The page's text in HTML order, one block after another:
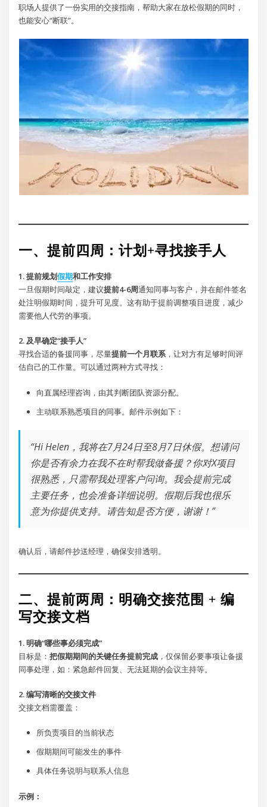
职场人提供了一份实用的交接指南，帮助大家在放松假期的同时，
也能安心“断联”。
一、提前四周：计划+寻找接手人
1. 提前规划假期和工作安排
一旦假期时间敲定，建议提前4-6周通知同事与客户，并在邮件签名
处注明假期时间，提升可见度。这有助于提前调整项目进度，减少
需要他人代劳的事项。
2. 及早确定“接手人”
寻找合适的备援同事，尽量提前一个月联系，让对方有足够时间评
估自己的工作量。可以通过两种方式寻找：
向直属经理咨询，由其判断团队资源分配。
主动联系熟悉项目的同事。邮件示例如下：
“Hi Helen，我将在7月24日至8月7日休假。想请问
你是否有余力在我不在时帮我做备援？你对X项目
很熟悉，只需帮我处理客户问询。我会提前完成
主要任务，也会准备详细说明。假期后我也很乐
意为你提供支持。请告知是否方便，谢谢！”
确认后，请邮件抄送经理，确保安排透明。
二、提前两周：明确交接范围 + 编
写交接文档
1. 明确“哪些事必须完成”
目标是：把假期期间的关键任务提前完成 ，仅保留必要事项让备援
同事处理，如：紧急邮件回复、无法延期的会议主持等。
2. 编写清晰的交接文件
交接文档需覆盖：
所负责项目的当前状态
假期期间可能发生的事件
具体任务说明与联系人信息
示例：